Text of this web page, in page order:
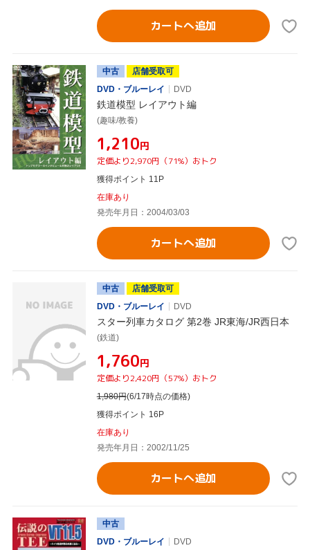
カートへ追加
中古
店舗受取可
DVD・ブルーレイ
DVD
鉄道模型 レイアウト編
(趣味/教養)
¥1,210円
定価より2,970円（71%）おトク
獲得ポイント 11P
在庫あり
発売年月日：2004/03/03
カートへ追加
中古
店舗受取可
DVD・ブルーレイ
DVD
スター列車カタログ 第2巻 JR東海/JR西日本
(鉄道)
¥1,760円
定価より2,420円（57%）おトク
1,980円(6/17時点の価格)
獲得ポイント 16P
在庫あり
発売年月日：2002/11/25
カートへ追加
中古
DVD・ブルーレイ
DVD